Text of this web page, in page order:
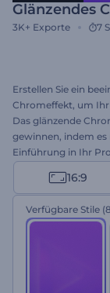
Glänzendes
3K+ Exporte 7
Erstellen Sie ein
Chromeffekt, um
Das glänzende
gewinnen, indem
Einführung in Ihr
Logo hoch, wählen
wenigen Klicks
für
technischer
16:9
Verfügbare Stile